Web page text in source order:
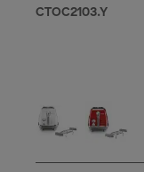
CTOC2103.Y